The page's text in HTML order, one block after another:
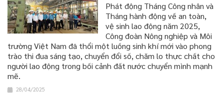
Phát động Tháng Công nhân và
Tháng hành động về an toàn,
vệ sinh lao động năm 2025,
Công đoàn Nông nghiệp và Môi
trường Việt Nam đã thổi một luồng sinh khí mới vào phong
trào thi đua sáng tạo, chuyển đổi số, chăm lo thực chất cho
người lao động trong bối cảnh đất nước chuyển mình mạnh
mẽ.
28/04/2025